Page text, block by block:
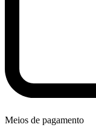
Meios de pagamento